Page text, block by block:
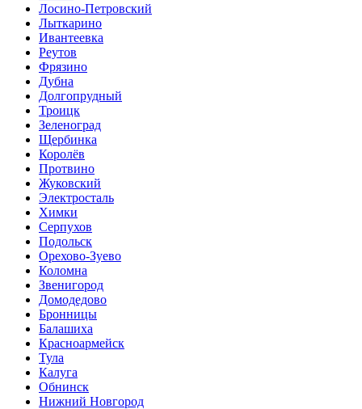
Лосино-Петровский
Лыткарино
Ивантеевка
Реутов
Фрязино
Дубна
Долгопрудный
Троицк
Зеленоград
Щербинка
Королёв
Протвино
Жуковский
Электросталь
Химки
Серпухов
Подольск
Орехово-Зуево
Коломна
Звенигород
Домодедово
Бронницы
Балашиха
Красноармейск
Тула
Калуга
Обнинск
Нижний Новгород